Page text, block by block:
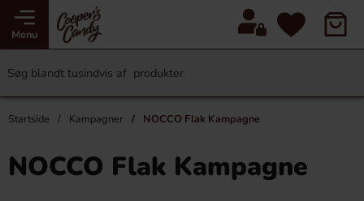
Menu
Startside Kampagner NOCCO Flak Kampagne
NOCCO Flak Kampagne